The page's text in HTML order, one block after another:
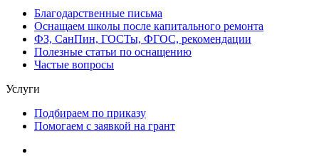
Благодарственные письма
Оснащаем школы после капитального ремонта
ФЗ, СанПин, ГОСТы, ФГОС, рекомендации
Полезные статьи по оснащению
Частые вопросы
Услуги
Подбираем по приказу
Помогаем с заявкой на грант